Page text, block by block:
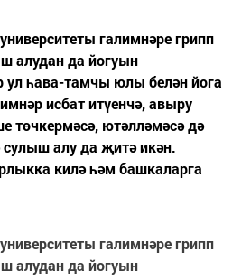
галимнәре грипп
алудан да йогуын
ул һава-тамчы юлы белән йога
исбат итүенчә, авыру
төчкермәсә, ютәлләмәсә дә
алу да җитә икән.
килә һәм башкаларга
галимнәре грипп
алудан да йогуын